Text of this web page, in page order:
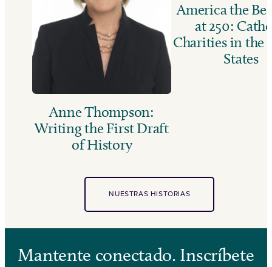
Anne Thompson:
Writing the First Draft
of History
America the
at 250:
Charities in the
States
NUESTRAS HISTORIAS
Mantente conectado. Inscríbete